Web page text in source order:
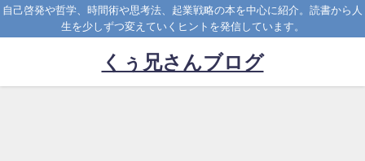
自己啓発や哲学、時間術や思考法、起業戦略の本を中心に紹介。読書から人
生を少しずつ変えていくヒントを発信しています。
くぅ兄さんブログ